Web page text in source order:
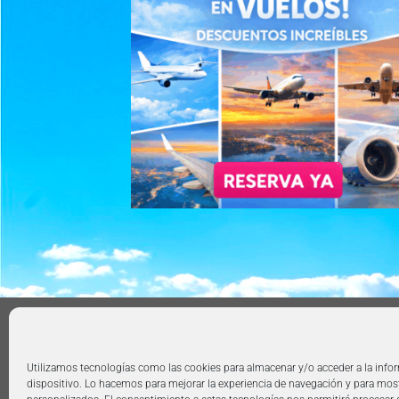
Utilizamos tecnologías como las cookies para almacenar y/o acceder a la
dispositivo. Lo hacemos para mejorar la experiencia de navegación y para